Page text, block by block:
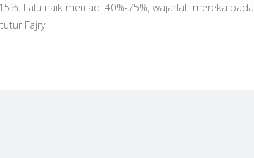
Lalu naik menjadi 40%-75%, wajarlah mereka pada
Fajry.